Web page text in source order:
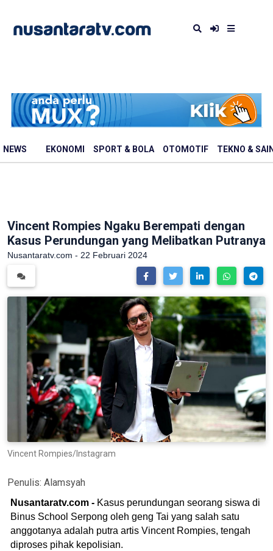
NEWS EKONOMI SPORT & BOLA OTOMOTIF TEKNO &
Vincent Rompies Ngaku Berempati dengan
Kasus Perundungan yang Melibatkan Putranya
Nusantaratv.com - 22 Februari 2024
Vincent Rompies/Instagram
Penulis: Alamsyah
Nusantaratv.com - Kasus perundungan seorang siswa di
Binus School Serpong oleh geng Tai yang salah satu
anggotanya adalah putra artis Vincent Rompies, tengah
diproses pihak kepolisian.